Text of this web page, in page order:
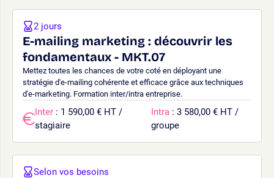
E-mailing marketing : découvrir les
fondamentaux - MKT.07
Mettez toutes les chances de votre coté en déployant une
stratégie d'e-mailing cohérente et efficace grâce aux techniques
d'e-marketing. Formation inter/intra entreprise.
2 jours
Inter : 1 590,00 € HT /
stagiaire
Intra : 3 580,00 € HT /
groupe
Selon vos besoins